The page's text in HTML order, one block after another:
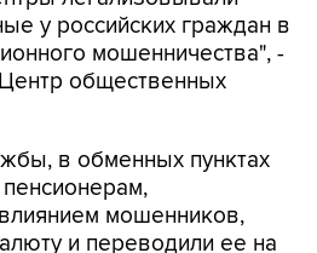
у российских граждан в
мошенничества", -
общественных
в обменных пунктах
мошенников,
и переводили ее на